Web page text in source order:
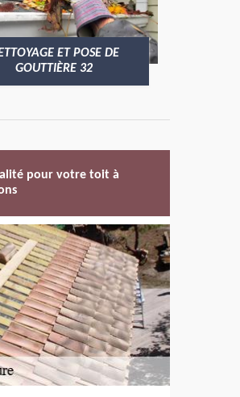
ET POSE DE
GOUTTIÈRE 32
pour votre toit à